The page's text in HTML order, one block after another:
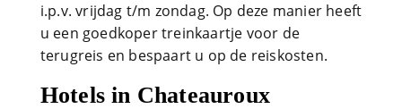
i.p.v. vrijdag t/m zondag. Op deze manier heeft
u een goedkoper treinkaartje voor de
terugreis en bespaart u op de reiskosten.
Hotels in Chateauroux